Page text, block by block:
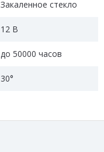
Закаленное стекло
12 В
до 50000 часов
30°